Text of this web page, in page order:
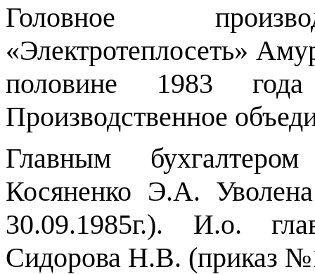
Головное
«Электротеплосеть»
половине 1983
Производственное
Главным
Косяненко Э.А.
30.09.1985г.). И.о.
Сидорова Н.В. (приказ